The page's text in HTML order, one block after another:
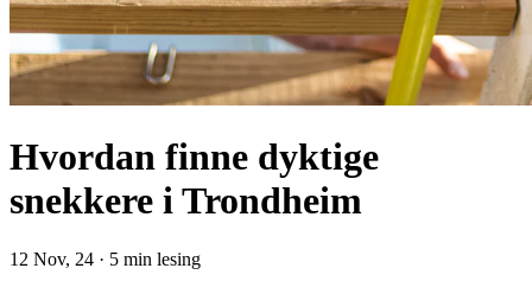
Hvordan finne dyktige
snekkere i Trondheim
12 Nov, 24 · 5 min lesing